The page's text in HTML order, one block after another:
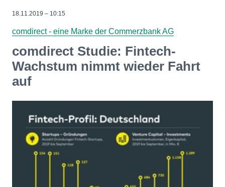
18.11.2019 – 10:15
comdirect - eine Marke der Commerzbank AG
comdirect Studie: Fintech-
Wachstum nimmt wieder Fahrt
auf